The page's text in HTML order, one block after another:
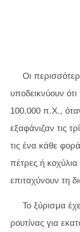
Οι
υποδεικνύουν
100.000 π.Χ.,
εξαφάνιζαν τις
τις ένα κάθε
πέτρες ή
επιταχύνουν τη
Το ξύρισμα
ρουτίνας για